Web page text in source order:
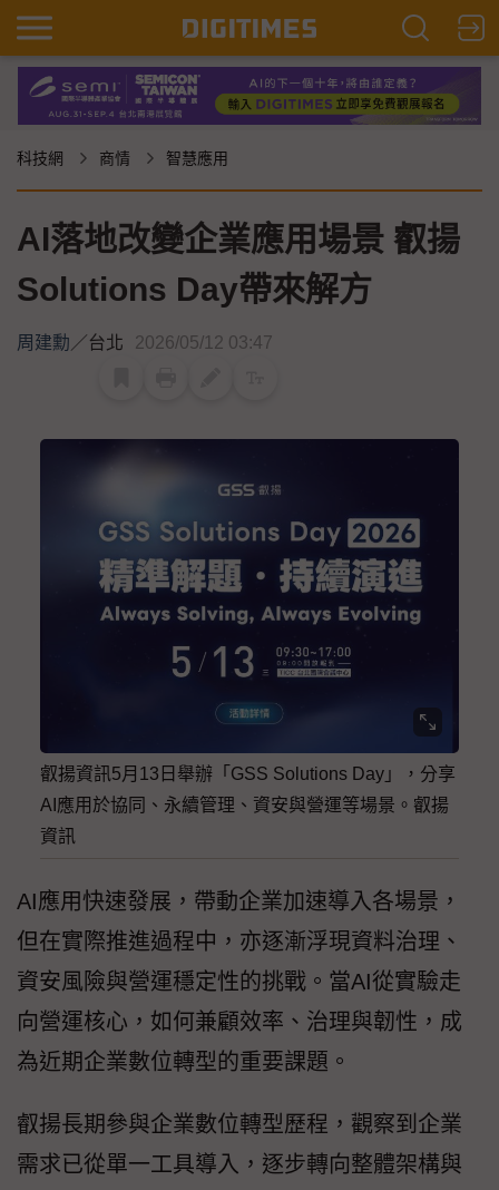
科技網 商情 智慧應用
AI落地改變企業應用場景 叡揚
Solutions Day帶來解方
周建勳 ／台北 2026/05/12 03:47
叡揚資訊5月13日舉辦「GSS Solutions Day」，分享
AI應用於協同、永續管理、資安與營運等場景。叡揚
資訊
AI應用快速發展，帶動企業加速導入各場景，
但在實際推進過程中，亦逐漸浮現資料治理、
資安風險與營運穩定性的挑戰。當AI從實驗走
向營運核心，如何兼顧效率、治理與韌性，成
為近期企業數位轉型的重要課題。
叡揚長期參與企業數位轉型歷程，觀察到企業
需求已從單一工具導入，逐步轉向整體架構與